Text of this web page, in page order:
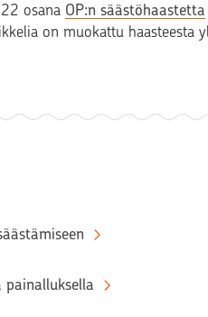
osana OP:n säästöhaastetta
on muokattu haasteesta